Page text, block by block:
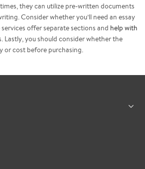
they can utilize pre-written documents
Consider whether you’ll need an essay
offer separate sections and help with
Lastly, you should consider whether the
or cost before purchasing.